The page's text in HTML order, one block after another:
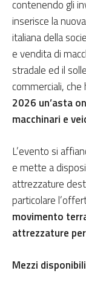
contenendo gli
inserisce la
italiana della
e vendita di
stradale ed il
commerciali,
2026 un’asta
macchinari e
L’evento si
e mette a
attrezzature
particolare
movimento
attrezzature
Mezzi